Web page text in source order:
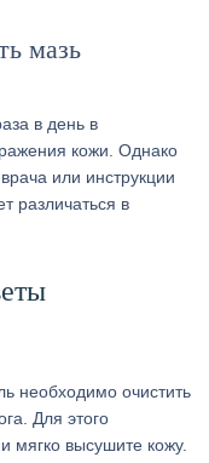
мазь
в день в
кожи. Однако
или инструкции
различаться в
необходимо очистить
Для этого
мягко высушите кожу.